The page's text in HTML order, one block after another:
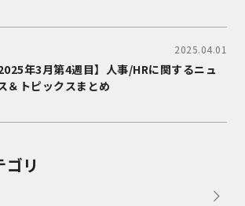
2025.04.01
2025年3月第4週目】人事/HRに関するニュ
＆トピックスまとめ
リ